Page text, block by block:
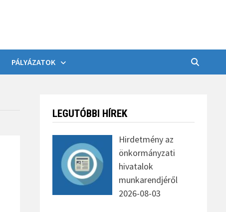
PÁLYÁZATOK
LEGUTÓBBI HÍREK
Hirdetmény az
önkormányzati
hivatalok
munkarendjéről
2026-08-03